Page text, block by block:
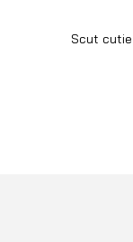
Scut